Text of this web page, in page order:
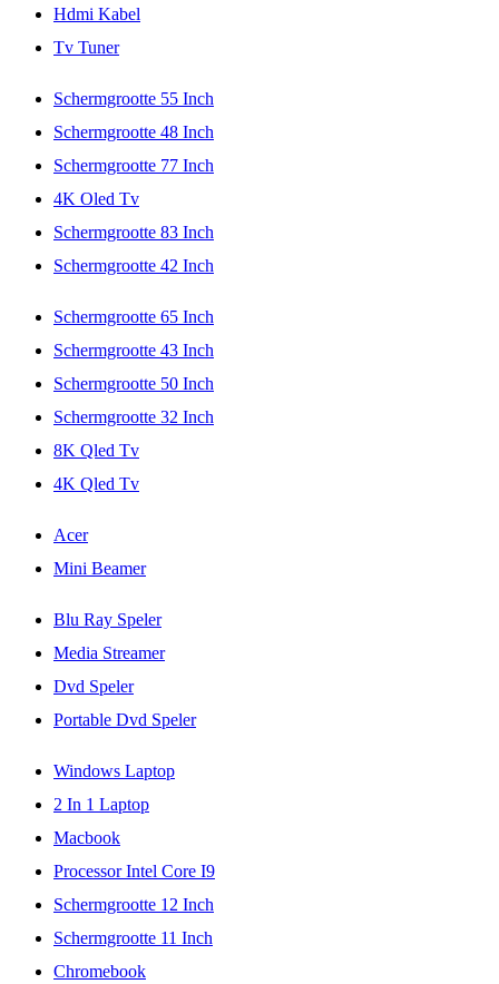
Hdmi Kabel
Tv Tuner
Schermgrootte 55 Inch
Schermgrootte 48 Inch
Schermgrootte 77 Inch
4K Oled Tv
Schermgrootte 83 Inch
Schermgrootte 42 Inch
Schermgrootte 65 Inch
Schermgrootte 43 Inch
Schermgrootte 50 Inch
Schermgrootte 32 Inch
8K Qled Tv
4K Qled Tv
Acer
Mini Beamer
Blu Ray Speler
Media Streamer
Dvd Speler
Portable Dvd Speler
Windows Laptop
2 In 1 Laptop
Macbook
Processor Intel Core I9
Schermgrootte 12 Inch
Schermgrootte 11 Inch
Chromebook